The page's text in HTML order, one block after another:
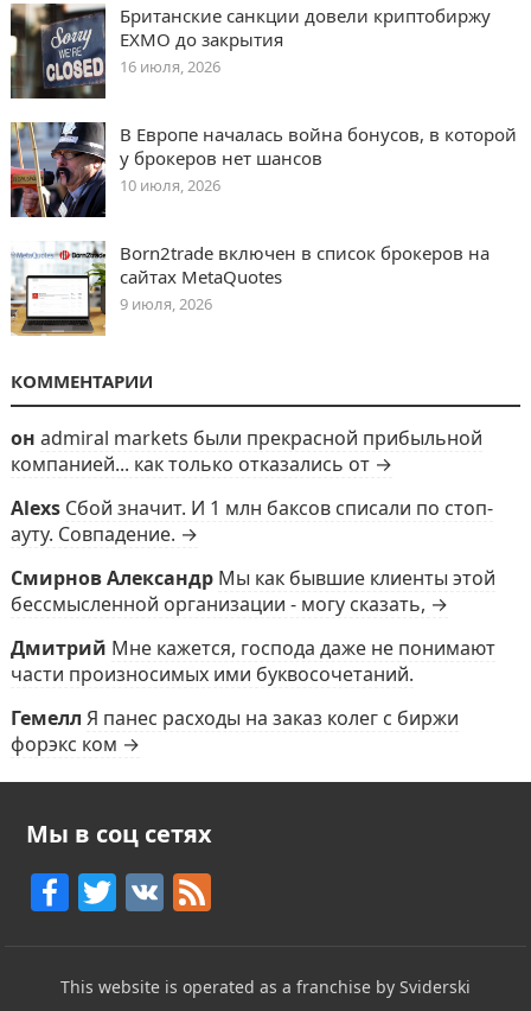
Британские санкции довели криптобиржу
EXMO до закрытия
16 июля, 2026
В Европе началась война бонусов, в которой
у брокеров нет шансов
10 июля, 2026
Born2trade включен в список брокеров на
сайтах MetaQuotes
9 июля, 2026
КОММЕНТАРИИ
он admiral markets были прекрасной прибыльной
компанией... как только отказались от →
Alexs Сбой значит. И 1 млн баксов списали по стоп-
ауту. Совпадение. →
Смирнов Александр Мы как бывшие клиенты этой
бессмысленной организации - могу сказать, →
Дмитрий Мне кажется, господа даже не понимают
части произносимых ими буквосочетаний.
Гемелл Я панес расходы на заказ колег с биржи
форэкс ком →
Мы в соц сетях
F
c
T
itt
V F
e
This website is operated as a franchise by Sviderski